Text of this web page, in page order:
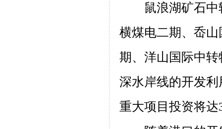
鼠浪湖矿石
横煤电二期、岙
期、洋山国际中
深水岸线的开发
重大项目投资将达